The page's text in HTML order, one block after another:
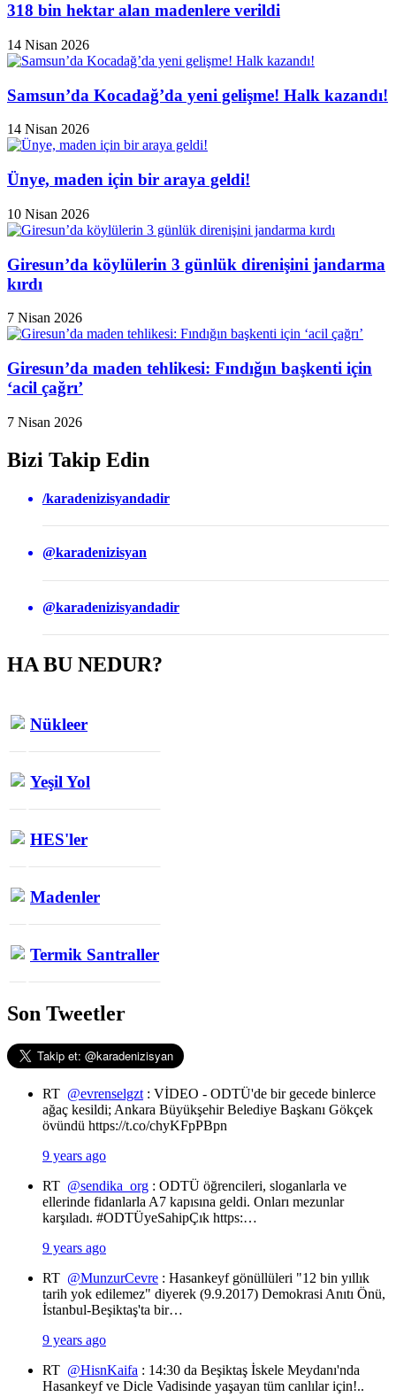
318 bin hektar alan madenlere verildi
14 Nisan 2026
Samsun’da Kocadağ’da yeni gelişme! Halk kazandı!
14 Nisan 2026
Ünye, maden için bir araya geldi!
10 Nisan 2026
Giresun’da köylülerin 3 günlük direnişini jandarma
kırdı
7 Nisan 2026
Giresun’da maden tehlikesi: Fındığın başkenti için
‘acil çağrı’
7 Nisan 2026
Bizi Takip Edin
/karadenizisyandadir
@karadenizisyan
@karadenizisyandadir
HA BU NEDUR?
Nükleer
Yeşil Yol
HES'ler
Madenler
Termik Santraller
Son Tweetler
RT @evrenselgzt : VİDEO - ODTÜ'de bir gecede binlerce
ağaç kesildi; Ankara Büyükşehir Belediye Başkanı Gökçek
övündü https://t.co/chyKFpPBpn
9 years ago
RT @sendika_org : ODTÜ öğrencileri, sloganlarla ve
ellerinde fidanlarla A7 kapısına geldi. Onları mezunlar
karşıladı. #ODTÜyeSahipÇık https:…
9 years ago
RT @MunzurCevre : Hasankeyf gönüllüleri "12 bin yıllık
tarih yok edilemez" diyerek (9.9.2017) Demokrasi Anıtı Önü,
İstanbul-Beşiktaş'ta bir…
9 years ago
RT @HisnKaifa : 14:30 da Beşiktaş İskele Meydanı'nda
Hasankeyf ve Dicle Vadisinde yaşayan tüm canlılar için!..